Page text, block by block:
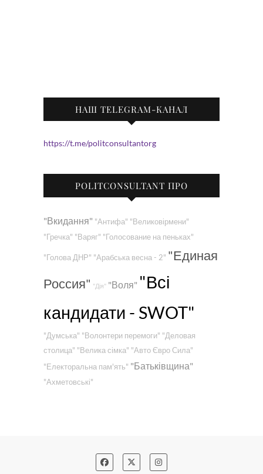
НАШ TELEGRAM-КАНАЛ
https://t.me/politconsultantorg
POLITCONSULTANT ПРО
"Вкидання" "Антифа" "Великовірмени"
"Гречка" "Варяг" "Голосование на пеньках"
"Голова ДНР" "Арабська весна - 2" "Единая
Россия" "Дія" "Воля" "Всі
кандидати - SWOT"
"Думська" "Волонтери перемоги" "Деловая
столица" "Велика сімка" "Авто Євро Сила"
"Електоральна пам'ять" "Батьківщина"
"Ахметовські"